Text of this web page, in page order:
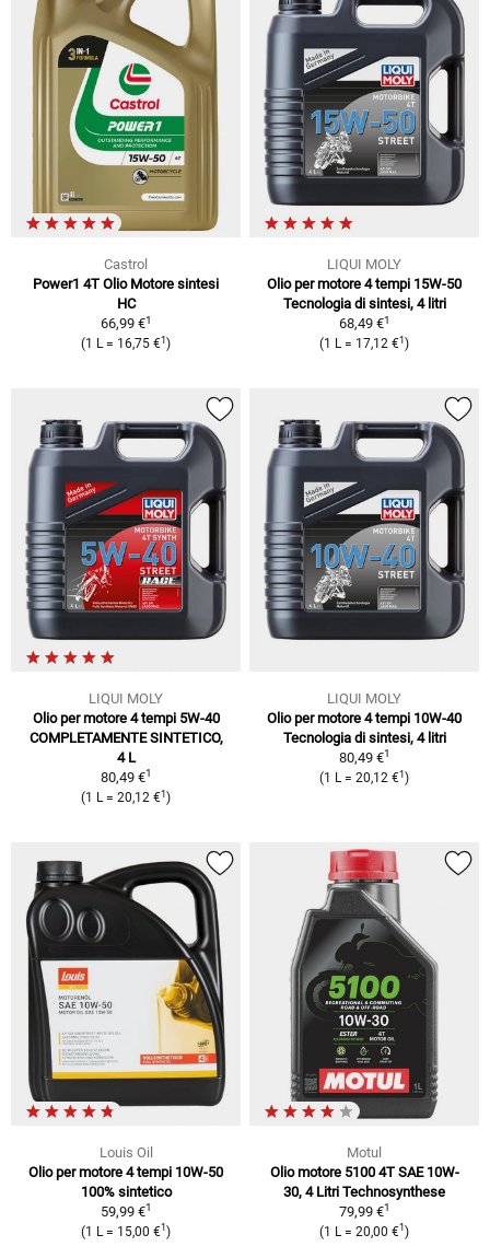
Castrol
Power1 4T Olio Motore sintesi
HC
66,99 €1
(1 L = 16,75 €1 )
LIQUI MOLY
Olio per motore 4 tempi 15W-50
Tecnologia di sintesi, 4 litri
68,49 €1
(1 L = 17,12 €1 )
LIQUI MOLY
Olio per motore 4 tempi 5W-40
COMPLETAMENTE SINTETICO,
4 L
80,49 €1
(1 L = 20,12 €1 )
LIQUI MOLY
Olio per motore 4 tempi 10W-40
Tecnologia di sintesi, 4 litri
80,49 €1
(1 L = 20,12 €1 )
Louis Oil
Olio per motore 4 tempi 10W-50
100% sintetico
59,99 €1
(1 L = 15,00 €1 )
Motul
Olio motore 5100 4T SAE 10W-
30, 4 Litri Technosynthese
79,99 €1
(1 L = 20,00 €1 )